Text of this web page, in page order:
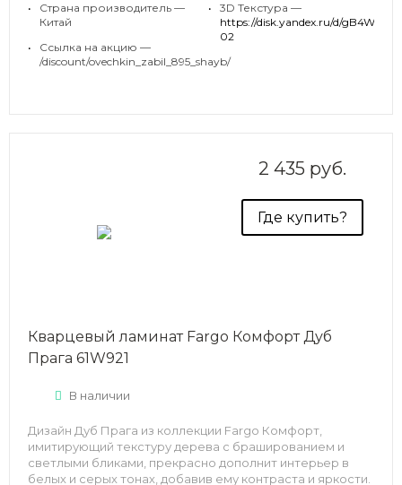
•
Страна производитель —
Китай
•
Ссылка на акцию —
/discount/ovechkin_zabil_895_shayb/
•
3D Текстура —
https://disk.yandex.ru/d/
02
2 435 руб.
Где купить?
Кварцевый ламинат Fargo Комфорт Дуб
Прага 61W921
В наличии
Дизайн Дуб Прага из коллекции Fargo Комфорт,
имитирующий текстуру дерева с брашированием и
светлыми бликами, прекрасно дополнит интерьер в
белых и серых тонах, добавив ему контраста и яркости.